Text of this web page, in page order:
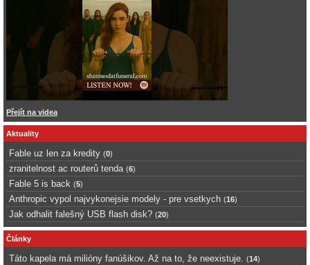
Přejít na videa
Aktuality
Fable uz len za kredity (0)
zranitelnost ac routerů tenda (6)
Fable 5 is back (5)
Anthropic vypol najvykonejsie modely - pre vsetkych (16)
Jak odhalit falešný USB flash disk? (20)
Články
Táto kapela má milióny fanúšikov. Až na to, že neexistuje. (14)